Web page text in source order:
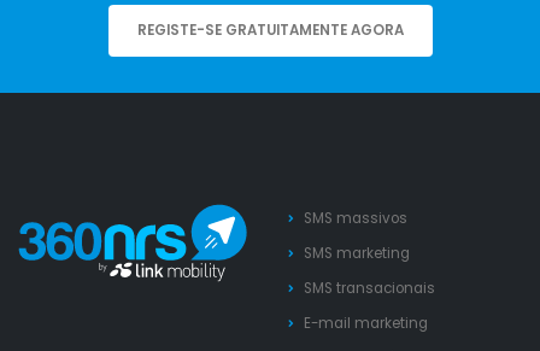
REGISTE-SE GRATUITAMENTE AGORA
SMS massivos
SMS marketing
SMS transacionais
E-mail marketing